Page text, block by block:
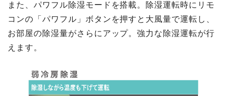
また、パワフル除湿モードを搭載。除湿運転時にリモ
コンの「パワフル」ボタンを押すと大風量で運転し、
お部屋の除湿量がさらにアップ。強力な除湿運転が行
えます。